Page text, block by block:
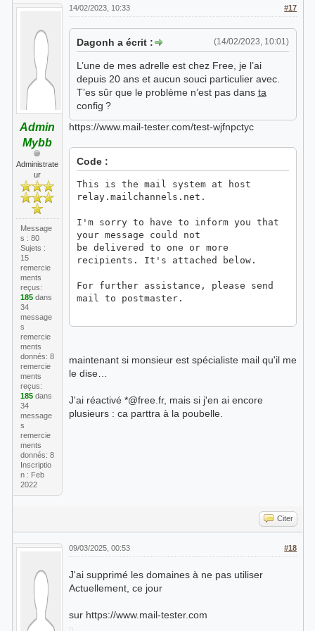
Admin
Mybb
Administrate
ur
Message
s : 80
Sujets :
15
remercie
ments
reçus:
185dans
34
message
s
remercie
ments
donnés: 8
remercie
ments
reçus:
185dans
34
message
s
remercie
ments
donnés: 8
Inscriptio
n : Feb
2022
#17
14/02/2023, 10:33
(14/02/2023, 10:01)
Dagonh a écrit :
L’une de mes adrelle est chez Free, je l’ai
depuis 20 ans et aucun souci particulier avec.
T’es sûr que le problème n’est pas dans ta
config ?
https://www.mail-tester.com/test-wjfnpctyc
Code :
This is the mail system at host
relay.mailchannels.net.
I'm sorry to have to inform you that
your message could not
be delivered to one or more
recipients. It's attached below.
For further assistance, please send
mail to postmaster.
If you do so, please include this
attached returned message.
<****@free.fr>: host
relay.mailchannels.net
X-Postfix-Queue-ID: C3A318C14DC
ebdz@ebdz.xyz
maintenant si monsieur est spécialiste mail qu'il me
le dise…
J'ai réactivé *@free.fr, mais si j'en ai encore
plusieurs : ca parttra à la poubelle.
Citer
#18
09/03/2025, 00:53
J'ai supprimé les domaines à ne pas utiliser
Actuellement, ce jour
sur https://www.mail-tester.com